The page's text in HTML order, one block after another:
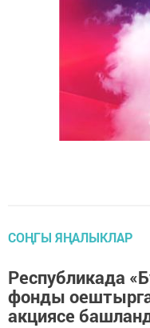
СОҢГЫ ЯҢАЛЫКЛАР
Республикада
фонды
акциясе